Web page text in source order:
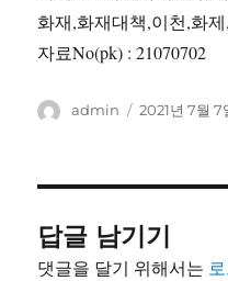
화재,화재대책,이천,화
자료No(pk) : 21070702
글
admin
작
2021년 7월 7
답글 남기기
댓글을 달기 위해서는